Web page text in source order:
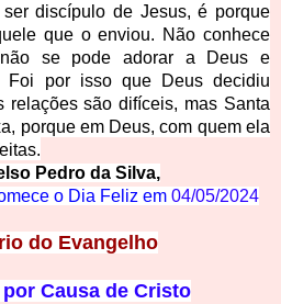
discípulo de Jesus, é porque
que o enviou. Não conhece
se pode adorar a Deus e
Foi por isso que Deus decidiu
relações são difíceis, mas Santa
porque em Deus, com quem ela
Pedro da Silva,
o Dia Feliz em 04/05/2024
do Evangelho
Causa de Cristo